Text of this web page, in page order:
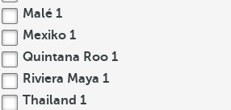
Malé 1
Mexiko 1
Quintana Roo 1
Riviera Maya 1
Thailand 1